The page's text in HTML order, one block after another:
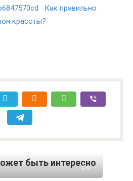
Как правильно
красоты?
быть интересно
0